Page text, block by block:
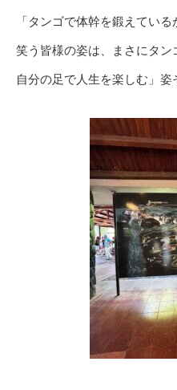
「タンゴで体幹を鍛えてい
笑う皆様の姿は、まさにタン
自分の足で人生を楽しむ」姿